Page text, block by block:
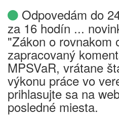
Odpovedám do
za 16 hodín ...
"Zákon o rovnakom
zapracovaný
MPSVaR, vrátane
výkonu práce vo
prihlasujte sa na
posledné miesta.